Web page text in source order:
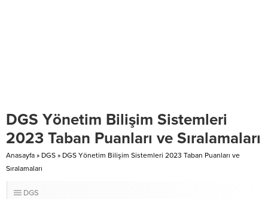
DGS Yönetim Bilişim Sistemleri
2023 Taban Puanları ve Sıralamaları
Anasayfa » DGS » DGS Yönetim Bilişim Sistemleri 2023 Taban Puanları ve
Sıralamaları
DGS